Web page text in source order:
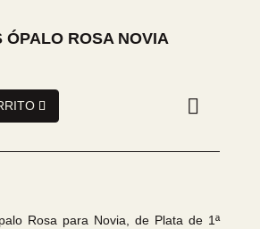
ÓPALO ROSA NOVIA
Rosa para Novia, de Plata de 1ª